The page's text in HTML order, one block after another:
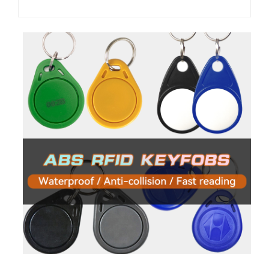
интелигентното производство,
RFID етикетите, благодарение на
своите незаменими
характеристики...